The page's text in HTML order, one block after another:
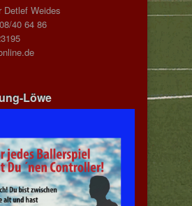
Detlef Weides
40 64 86
Löwe